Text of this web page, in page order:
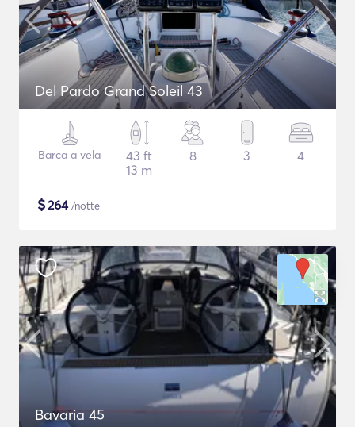
Del Pardo Grand Soleil 43
Barca a vela
43 ft
13 m
8 3 4
$264/notte
Bavaria 45